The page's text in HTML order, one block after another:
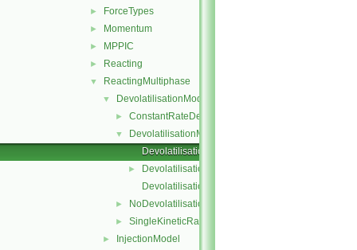
► ForceTypes
► Momentum
► MPPIC
► Reacting
▼ ReactingMultiphase
▼ DevolatilisationModel
► ConstantRateDevolatilisation
▼
DevolatilisationModel
DevolatilisationModel.C
►
DevolatilisationModel.H
DevolatilisationModelNew.C
► NoDevolatilisation
► SingleKineticRateDevolatilisation
► InjectionModel